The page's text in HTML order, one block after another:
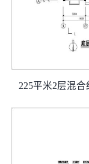
225平米2层混